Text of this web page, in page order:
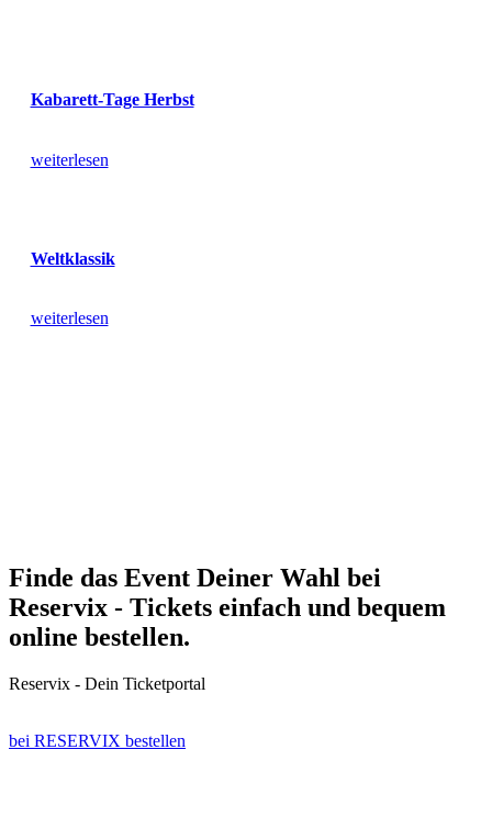
Kabarett-Tage Herbst
weiterlesen
Weltklassik
weiterlesen
Finde das Event Deiner Wahl bei
Reservix - Tickets einfach und bequem
online bestellen.
Reservix - Dein Ticketportal
bei RESERVIX bestellen